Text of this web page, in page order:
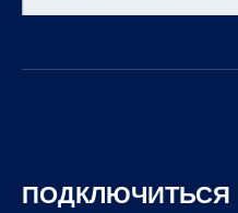
ПОДКЛЮЧИТЬСЯ